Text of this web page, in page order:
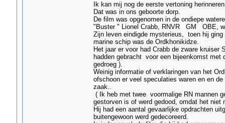
Ik kan mij nog de eerste vertoning
Dat was in ons geboorte dorp.
De film was opgenomen in de ondiepe
"Buster " Lionel Crabb, RNVR GM OBE,
Zijn leven eindigde mysterieus, toen hij
marine schip was de Ordkhonikidze.
Het jaar er voor had Crabb de zware
hadden gebracht voor een bijeenkomst met
gedroeg ).
Weinig informatie of verklaringen van het
ofschoon er veel speculaties waren en en
zaak..
( Ik heb met twee voormalige RN mannen
gestorven is of werd gedood, omdat het niet
Hij had een aantal gevaarlijke opdrachten
buitengewoon werd gedecoreerd.